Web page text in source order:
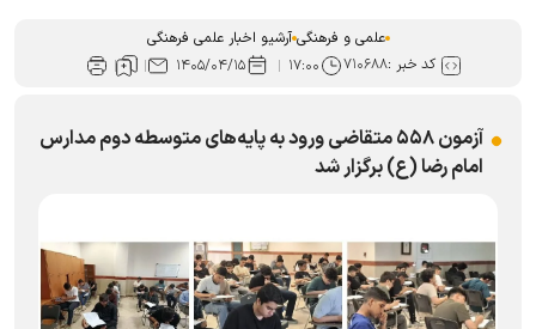
علمی و فرهنگی آرشیو اخبار علمی فرهنگی
کد خبر :۷۱۰۶۸۸ ۱۷:۰۰ ۱۴۰۵/۰۴/۱۵
آزمون ۵۵۸ متقاضی ورود به پایه‌های متوسطه دوم مدارس
امام رضا (ع) برگزار شد